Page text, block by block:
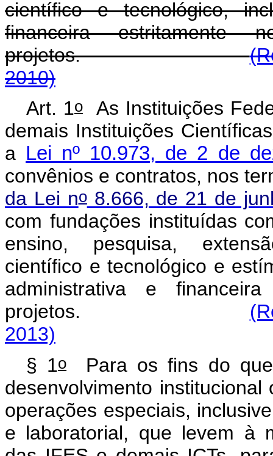
científico e tecnológico,
financeira estritamente
projetos.
2010)
Art. 1oAs Instituições
demais Instituições
a Lei nº 10.973, de 2 de
convênios e contratos, nos
da Lei no8.666, de 21 de
com fundações instituídas
ensino, pesquisa,
científico e tecnológico e
administrativa e
projetos.
2013)
§ 1oPara os fins do que
desenvolvimento
operações especiais,
e laboratorial, que levem à